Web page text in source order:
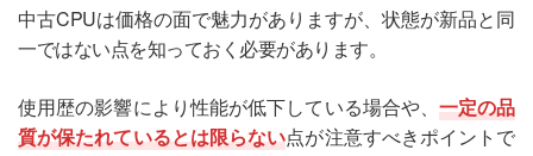
中古CPUは価格の面で魅力がありますが、状態が新品と同
一ではない点を知っておく必要があります。
使用歴の影響により性能が低下している場合や、一定の品
質が保たれているとは限らない点が注意すべきポイントで